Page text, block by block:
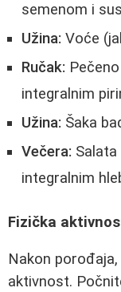
semenom i
Užina: Voće
Ručak:
integralnim
Užina: Šaka
Večera:
integralnim
Fizička
Nakon
aktivnost.